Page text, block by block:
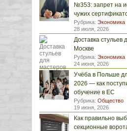
№353: запрет на
чужих
Рубрика: Экономика
28 июля, 2026
Доставка стульев
Москве
Рубрика: Экономика
24 июня, 2026
Учёба в Польше
2026 — как
обучение в ЕС
Рубрика: Общество
19 июня, 2026
Как правильно
секционные